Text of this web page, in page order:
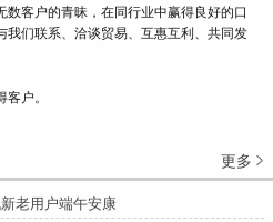
客户的青昧，在同行业中赢得良好的口
我们联系、洽谈贸易、互惠互利、共同发
户。
更多 
老用户端午安康